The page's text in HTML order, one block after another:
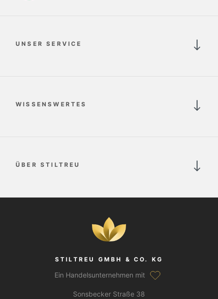
UNSER SERVICE
WISSENSWERTES
ÜBER STILTREU
STILTREU GMBH & CO. KG
Ein Handelsunternehmen mit
Sonsbecker Straße 38